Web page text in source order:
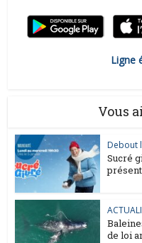
Ligne
Vous
Debout
Sucré
de loi